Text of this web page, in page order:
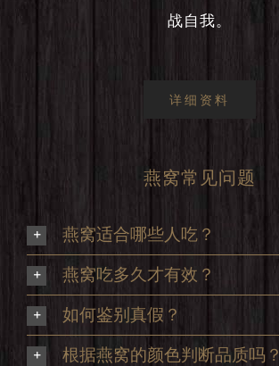
战自我。
详细资料
燕窝常见问题
燕窝适合哪些人吃？
燕窝吃多久才有效？
如何鉴别真假？
根据燕窝的颜色判断品质吗？